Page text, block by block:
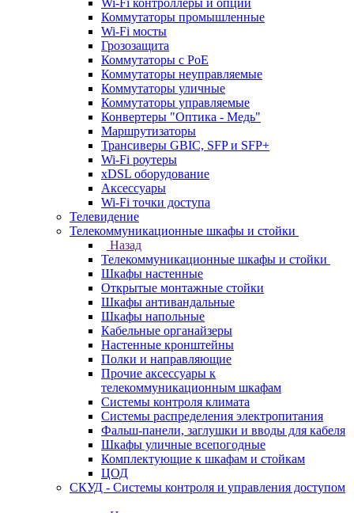
Wi-Fi контроллеры и опции
Коммутаторы промышленные
Wi-Fi мосты
Грозозащита
Коммутаторы c PoE
Коммутаторы неуправляемые
Коммутаторы уличные
Коммутаторы управляемые
Конвертеры "Оптика - Медь"
Маршрутизаторы
Трансиверы GBIC, SFP и SFP+
Wi-Fi роутеры
xDSL оборудование
Аксессуары
Wi-Fi точки доступа
Телевидение
Телекоммуникационные шкафы и стойки
Назад
Телекоммуникационные шкафы и стойки
Шкафы настенные
Открытые монтажные стойки
Шкафы антивандальные
Шкафы напольные
Кабельные органайзеры
Настенные кронштейны
Полки и направляющие
Прочие аксессуары к
телекоммуникационным шкафам
Системы контроля климата
Системы распределения электропитания
Фальш-панели, заглушки и вводы для кабеля
Шкафы уличные всепогодные
Комплектующие к шкафам и стойкам
ЦОД
СКУД - Системы контроля и управления доступом